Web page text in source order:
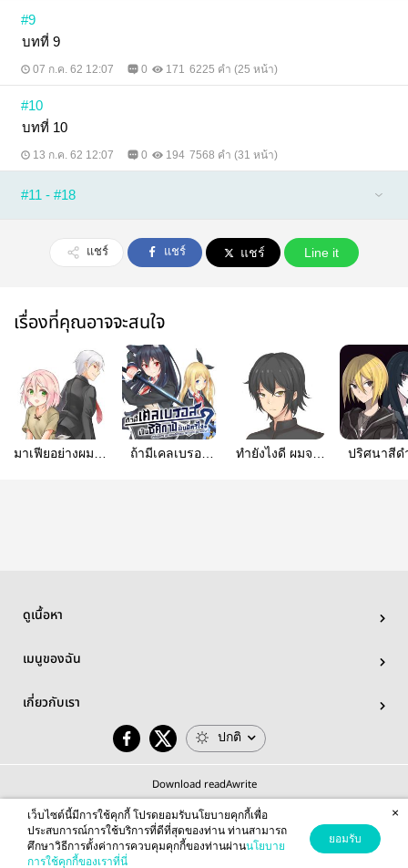
#9
บทที่ 9
07 ก.ค. 62 12:07 0 171 6225 คำ (25 หน้า)
#10
บทที่ 10
13 ก.ค. 62 12:07 0 194 7568 คำ (31 หน้า)
#11 - #18
แชร์ แชร์ แชร์ Line it
เรื่องที่คุณอาจจะสนใจ
มาเฟียอย่างผมจะ
ถ้ามีเคลเบรอส
ทำยังไงดี ผมจะ
ปริศนาสีด
ดูเนื้อหา
เมนูของฉัน
เกี่ยวกับเรา
ปกติ
Download readAwrite
© 2026 readAwrite.com by MEB Corporation Public Company Limited
This site is protected by reCAPTCHA and the Google
เว็บไซต์นี้มีการใช้คุกกี้ โปรดยอมรับนโยบายคุกกี้เพื่อ
ประสบการณ์การใช้บริการที่ดีที่สุดของท่าน ท่านสามารถ
ศึกษาวิธีการตั้งค่าการควบคุมคุกกี้ของท่านผ่านนโยบาย
การใช้คุกกี้ของเราที่นี่
ยอมรับ
×